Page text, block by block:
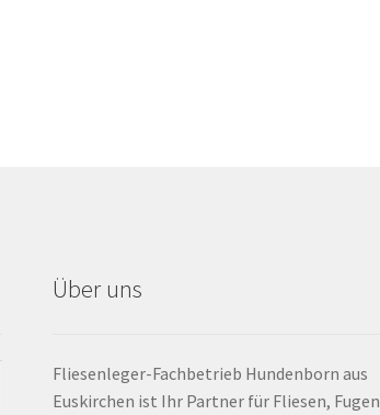
Über uns
Fliesenleger-Fachbetrieb Hundenborn aus
Euskirchen ist Ihr Partner für Fliesen, Fugen